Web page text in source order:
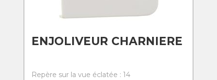
ENJOLIVEUR CHARNIERE
Repère sur la vue éclatée : 14